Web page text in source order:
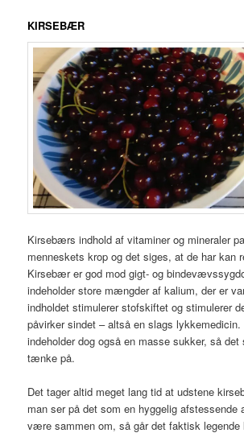
KIRSEBÆR
Kirsebærs indhold af vitaminer og mineraler
menneskets krop og det siges, at de har kan
Kirsebær er god mod gigt- og
indeholder store mængder af kalium, der er
indholdet stimulerer stofskiftet og stimulerer
påvirker sindet – altså en slags
indeholder dog også en masse sukker, så
tænke på.
Det tager altid meget lang tid at udstene
man ser på det som en hyggelig afstessende
være sammen om, så går det faktisk legende